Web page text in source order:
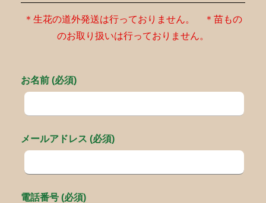
＊生花の道外発送は行っておりません。 ＊苗もの
のお取り扱いは行っておりません。
お名前 (必須)
メールアドレス (必須)
電話番号 (必須)